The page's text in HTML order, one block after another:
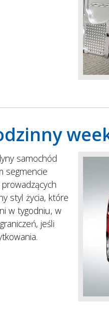
samochód
segmencie
styl życia, które
w tygodniu, w
jeśli